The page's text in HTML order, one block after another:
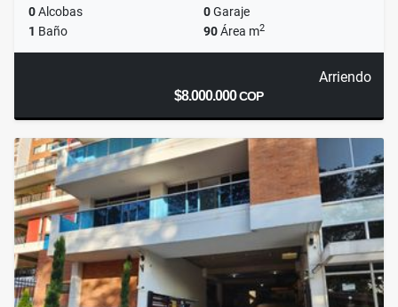
0Alcobas 0Garaje
1 Baño 90Área m2
Arriendo
$8.000.000COP